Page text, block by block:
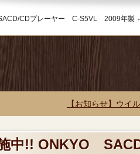
CDプレーヤー C-S5VL 2009年製
【お知らせ】ウイ
中!! ONKYO